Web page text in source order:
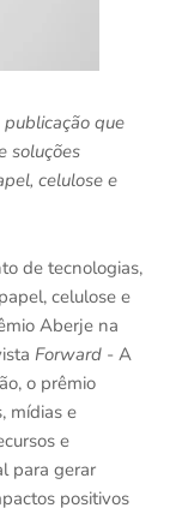
que
soluções
celulose e
de tecnologias,
celulose e
Aberje na
Forward - A
o prêmio
mídias e
e
para gerar
positivos